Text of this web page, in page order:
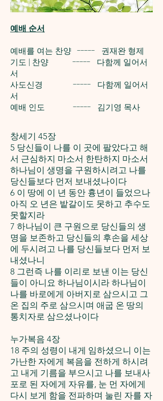
예배 순서
예배를 여는 찬양 ----- 권재완 형제
기도 | 찬양 ----- 다함께 일어서
서
사도신경 ----- 다함께 일어서
서
예배 인도 ----- 김기영 목사
창세기 45장
5 당신들이 나를 이 곳에 팔았다고 해
서 근심하지 마소서 한탄하지 마소서
하나님이 생명을 구원하시려고 나를
당신들보다 먼저 보내셨나이다
6 이 땅에 이 년 동안 흉년이 들었으나
아직 오 년은 밭갈이도 못하고 추수도
못할지라
7 하나님이 큰 구원으로 당신들의 생
명을 보존하고 당신들의 후손을 세상
에 두시려고 나를 당신들보다 먼저 보
내셨나니
8 그런즉 나를 이리로 보낸 이는 당신
들이 아니요 하나님이시라 하나님이
나를 바로에게 아버지로 삼으시고 그
온 집의 주로 삼으시며 애굽 온 땅의
통치자로 삼으셨나이다
누가복음 4장
18 주의 성령이 내게 임하셨으니 이는
가난한 자에게 복음을 전하게 하시려
고 내게 기름을 부으시고 나를 보내사
포로 된 자에게 자유를, 눈 먼 자에게
다시 보게 함을 전파하며 눌린 자를 자